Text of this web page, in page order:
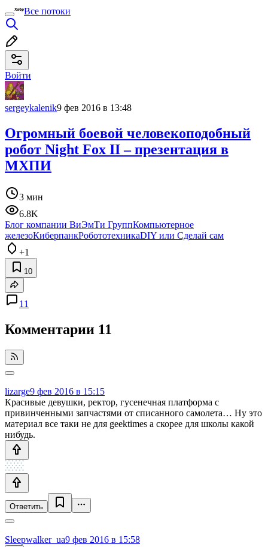
Все потоки
Войти
sergeykalenik9 фев 2016 в 13:48
Огромный боевой человекоподобный
робот Night Fox II – презентация в
МХПИ
3 мин
6.8K
Блог компании ВиЭмТи ГруппКомпьютерное
железоКиберпанкРобототехникаDIY или Сделай сам
+1
10
11
Комментарии 11
lizarge9 фев 2016 в 15:15
Красивые девушки, ректор, гусенечная платформа с
привинченными запчастями от списанного самолета… Ну это
материал все таки не для geektimes а скорее для школы какой
нибудь.
Ответить
Sleepwalker_ua9 фев 2016 в 15:58